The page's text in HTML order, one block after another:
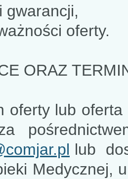
oferty.
ORAZ
oferty lub
lub
Medycznej,